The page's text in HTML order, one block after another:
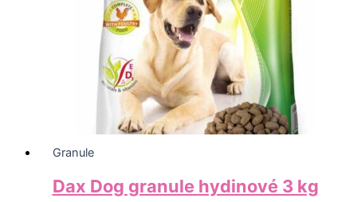
Granule
Dax Dog granule hydinové 3 kg